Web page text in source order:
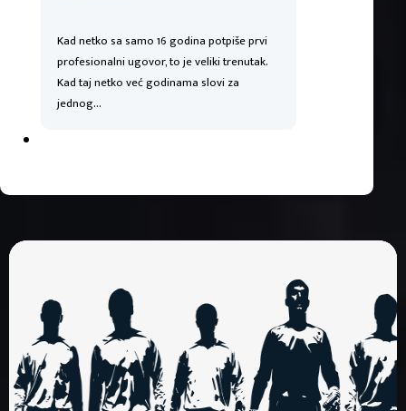
Kad netko sa samo 16 godina potpiše prvi
profesionalni ugovor, to je veliki trenutak.
Kad taj netko već godinama slovi za
jednog…